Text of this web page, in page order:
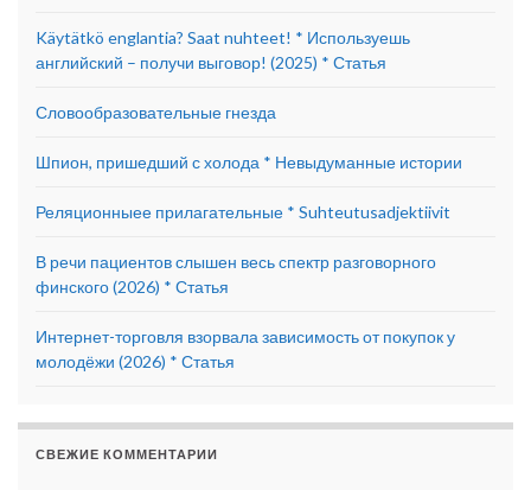
Käytätkö englantia? Saat nuhteet! * Используешь
английский – получи выговор! (2025) * Статья
Словообразовательные гнезда
Шпион, пришедший с холода * Невыдуманные истории
Реляционныее прилагательные * Suhteutusadjektiivit
В речи пациентов слышен весь спектр разговорного
финского (2026) * Статья
Интернет-торговля взорвала зависимость от покупок у
молодёжи (2026) * Статья
СВЕЖИЕ КОММЕНТАРИИ